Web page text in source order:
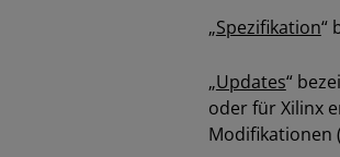
„Spezifikation“
„Updates“
oder für Xilinx
Modifikationen